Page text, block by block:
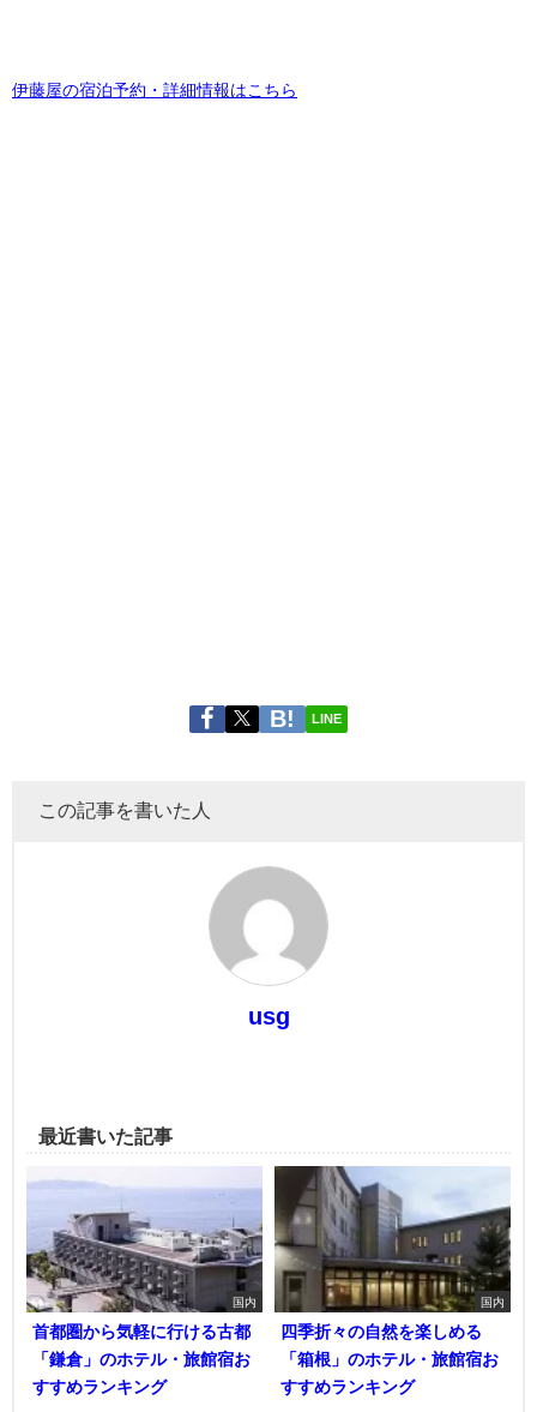
伊藤屋の宿泊予約・詳細情報はこちら
LINE
この記事を書いた人
usg
最近書いた記事
国内
首都圏から気軽に行ける古都
「鎌倉」のホテル・旅館宿お
すすめランキング
国内
四季折々の自然を楽しめる
「箱根」のホテル・旅館宿お
すすめランキング